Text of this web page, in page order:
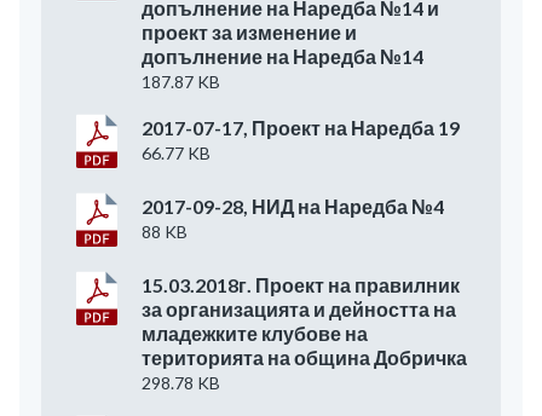
допълнение на Наредба №14 и
проект за изменение и
допълнение на Наредба №14
187.87 KB
2017-07-17, Проект на Наредба 19
66.77 KB
2017-09-28, НИД на Наредба №4
88 KB
15.03.2018г. Проект на правилник
за организацията и дейността на
младежките клубове на
територията на община Добричка
298.78 KB